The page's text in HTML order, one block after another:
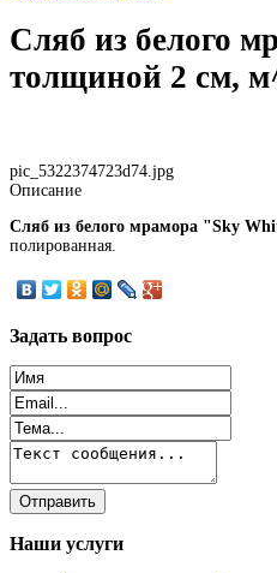
Сляб из белого
толщиной 2 см,
pic_5322374723d74.jpg
Описание
Сляб из белого мрамора "Sky
полированная.
Задать вопрос
Наши услуги